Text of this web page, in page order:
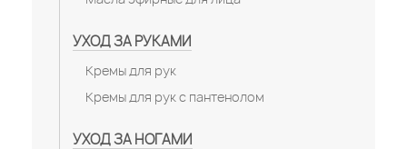
УХОД ЗА РУКАМИ
Кремы для рук
Кремы для рук с пантенолом
УХОД ЗА НОГАМИ